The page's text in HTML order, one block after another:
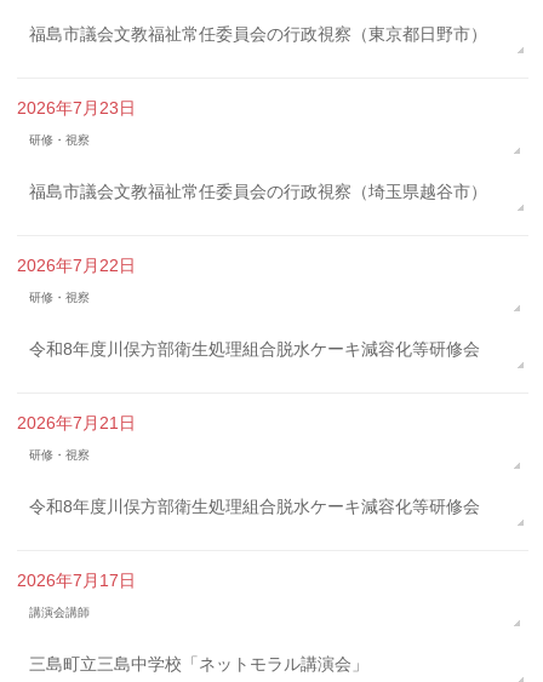
福島市議会文教福祉常任委員会の行政視察（東京都日野市）
2026年7月23日
研修・視察
福島市議会文教福祉常任委員会の行政視察（埼玉県越谷市）
2026年7月22日
研修・視察
令和8年度川俣方部衛生処理組合脱水ケーキ減容化等研修会
2026年7月21日
研修・視察
令和8年度川俣方部衛生処理組合脱水ケーキ減容化等研修会
2026年7月17日
講演会講師
三島町立三島中学校「ネットモラル講演会」